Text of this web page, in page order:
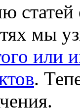
мы
или
.